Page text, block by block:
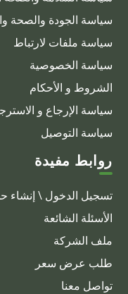
سياسة الجودة والصحة
سياسة ملفات لارتباط
سياسة الخصوصية
الشروط و الأحكام
سياسة الإرجاع و
سياسة التوصيل
روابط مفيدة
تسجيل الدخول \ إنشاء
الأسئلة الشائعة
ملف الشركة
طلب عرض سعر
تواصل معنا